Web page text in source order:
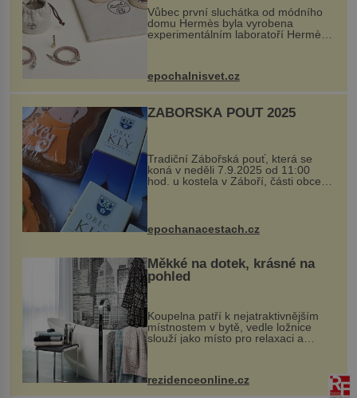
Vůbec první sluchátka od módního
domu Hermès byla vyrobena
experimentálním laboratoří Hermès
kovový...
epochalnisvet.cz
ZÁBOŘSKÁ POUŤ 2025
Tradiční Zábořská pouť, která se
koná v neděli 7.9.2025 od 11:00
hod. u kostela v Záboří, části obce
Kly u Mělníka. V programu naleznete
komentovanou prohlídku kostela,
epochanacestach.cz
Měkké na dotek, krásné na
pohled
Koupelna patří k nejatraktivnějším
místnostem v bytě, vedle ložnice
slouží jako místo pro relaxaci a
odpočinek. Koupelnový textil –
ručníky, osušky a koberečky –
mohou jako mávnutím kouzelného
proutku...
rezidenceonline.cz